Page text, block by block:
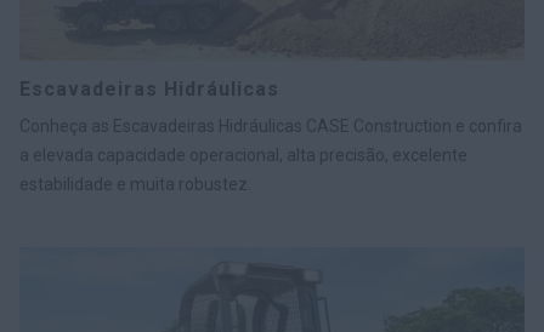
Escavadeiras Hidráulicas
Conheça as Escavadeiras Hidráulicas CASE Construction e confira
a elevada capacidade operacional, alta precisão, excelente
estabilidade e muita robustez.